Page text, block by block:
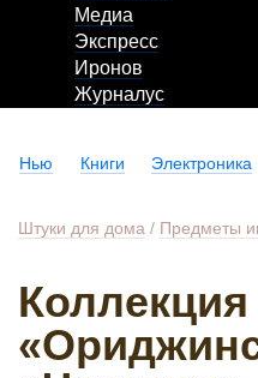
Медиа
Экспресс
Иронов
Журналус
Нью Книги Электроника
Штуки для дома / Предметы